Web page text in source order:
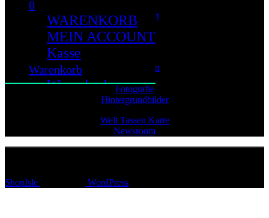
0
WARENKORB
MEIN ACCOUNT
Kasse
Warenkorb
Warenkorb
Mein Konto
Cloud
Partnerschaft
Twitter
Instagram
Zeichnungen
Fotografie
Hintergrundbilder
Welt Tassen Karte
Newsroom
ShopIsle
WordPress